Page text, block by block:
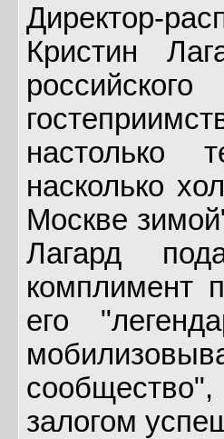
Директор-
Кристин
настолько
насколько
Москве
Лагард
комплимент
его
залогом